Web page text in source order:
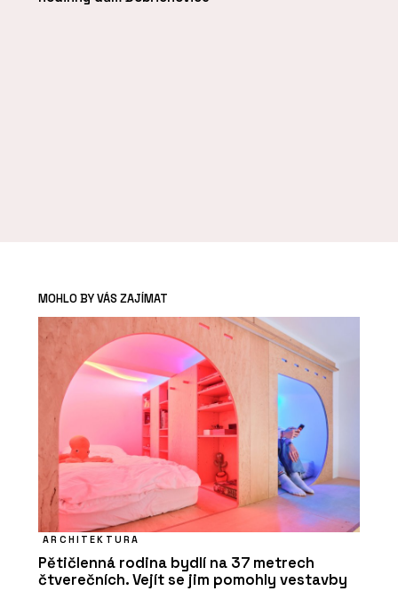
MOHLO BY VÁS ZAJÍMAT
ARCHITEKTURA
Pětičlenná rodina bydlí na 37 metrech
čtverečních. Vejít se jim pomohly vestavby